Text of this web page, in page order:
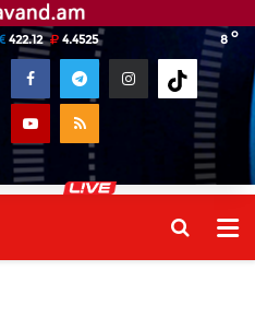
8 o
422.12 4.4525